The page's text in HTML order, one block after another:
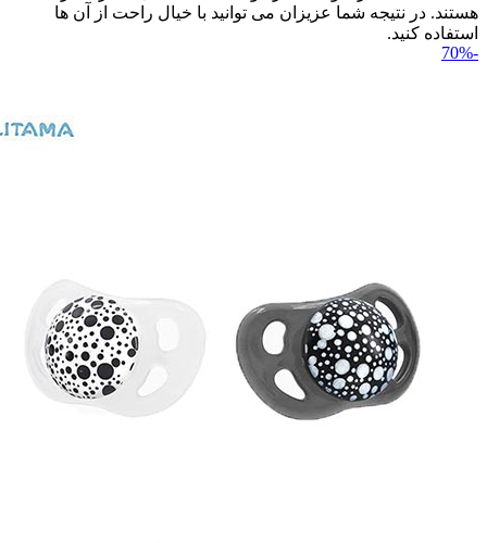
هستند. در نتیجه شما عزیزان می توانید با خیال راحت از آن ها
استفاده کنید.
-70%